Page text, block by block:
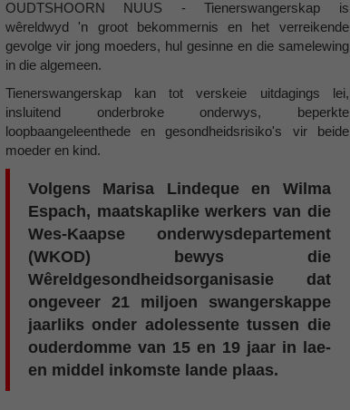
OUDTSHOORN NUUS - Tienerswangerskap is
wêreldwyd 'n groot bekommernis en het verreikende
gevolge vir jong moeders, hul gesinne en die samelewing
in die algemeen.
Tienerswangerskap kan tot verskeie uitdagings lei,
insluitend onderbroke onderwys, beperkte
loopbaangeleenthede en gesondheidsrisiko's vir beide
moeder en kind.
Volgens Marisa Lindeque en Wilma
Espach, maatskaplike werkers van die
Wes-Kaapse onderwysdepartement
(WKOD) bewys die
Wêreldgesondheidsorganisasie dat
ongeveer 21 miljoen swangerskappe
jaarliks onder adolessente tussen die
ouderdomme van 15 en 19 jaar in lae-
en middel inkomste lande plaas.